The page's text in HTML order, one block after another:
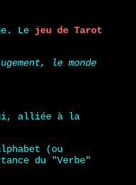
Le jeu de Tarot
le monde
alliée à la
(ou
du "Verbe"